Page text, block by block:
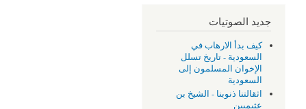
جديد الصوتيات
كيف بدأ الارهاب في
السعودية - تاريخ تسلل
الإخوان المسلمون إلى
السعودية
اثقالتنا ذنوبنا - الشيخ بن
عثيميين